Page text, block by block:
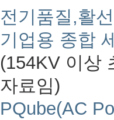
전기품질,활
기업용 종합
(154KV 이상
자료임)
PQube(AC